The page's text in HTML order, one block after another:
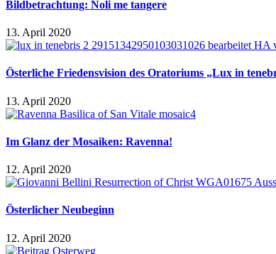
Bildbetrachtung: Noli me tangere
13. April 2020
Österliche Friedensvision des Oratoriums „Lux in
13. April 2020
Im Glanz der Mosaiken: Ravenna!
12. April 2020
Österlicher Neubeginn
12. April 2020